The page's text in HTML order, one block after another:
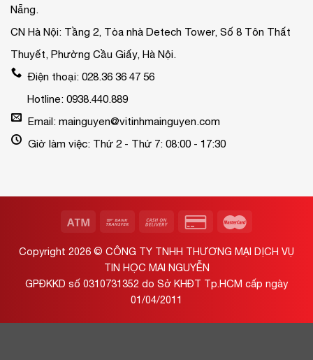
Nẵng.
CN Hà Nội: Tầng 2, Tòa nhà Detech Tower, Số 8 Tôn Thất
Thuyết, Phường Cầu Giấy, Hà Nội.
Điện thoại: 028.36 36 47 56
Hotline: 0938.440.889
Email: mainguyen@vitinhmainguyen.com
Giờ làm việc: Thứ 2 - Thứ 7: 08:00 - 17:30
Copyright 2026 © CÔNG TY TNHH THƯƠNG MẠI DỊCH VỤ
TIN HỌC MAI NGUYỄN
GPĐKKD số 0310731352 do Sở KHĐT Tp.HCM cấp ngày
01/04/2011